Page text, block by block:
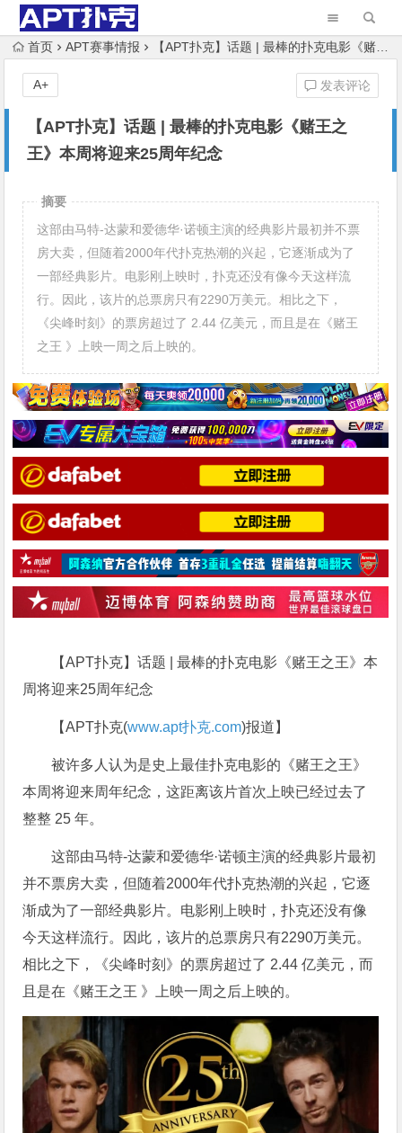
首页 APT赛事情报 【APT扑克】话题 | 最棒的扑克电影《赌王之王》本周将迎来25周年纪念
【APT扑克】话题 | 最棒的扑克电影《赌王之
王》本周将迎来25周年纪念
发表评论
A+
摘要
这部由马特-达蒙和爱德华·诺顿主演的经典影片最初并不票
房大卖，但随着2000年代扑克热潮的兴起，它逐渐成为了
一部经典影片。电影刚上映时，扑克还没有像今天这样流
行。因此，该片的总票房只有2290万美元。相比之下，
《尖峰时刻》的票房超过了 2.44 亿美元，而且是在《赌王
之王 》上映一周之后上映的。
【APT扑克】话题 | 最棒的扑克电影《赌王之王》本
周将迎来25周年纪念
【APT扑克(www.apt扑克.com)报道】
被许多人认为是史上最佳扑克电影的《赌王之王》
本周将迎来周年纪念，这距离该片首次上映已经过去了
整整 25 年。
这部由马特-达蒙和爱德华·诺顿主演的经典影片最初
并不票房大卖，但随着2000年代扑克热潮的兴起，它逐
渐成为了一部经典影片。电影刚上映时，扑克还没有像
今天这样流行。因此，该片的总票房只有2290万美元。
相比之下，《尖峰时刻》的票房超过了 2.44 亿美元，而
且是在《赌王之王 》上映一周之后上映的。